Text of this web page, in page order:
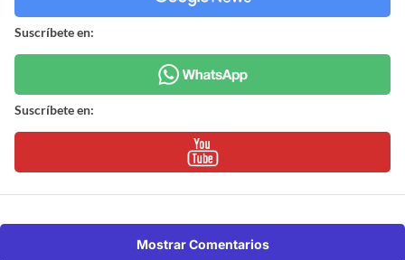
Suscríbete en:
Suscríbete en:
Mostrar Comentarios